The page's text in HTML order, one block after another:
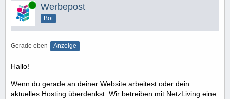
Online Werbepost
Bot
Gerade eben Anzeige
Hallo!
Wenn du gerade an deiner Website arbeitest oder dein
aktuelles Hosting überdenkst: Wir betreiben mit NetzLiving eine